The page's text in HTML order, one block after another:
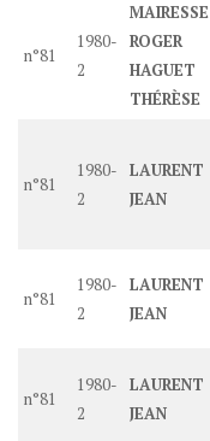
n°81
1980-
2
MAIRESSE
ROGER
HAGUET
THÉRÈSE
n°81
1980-
2
LAURENT
JEAN
n°81
1980-
2
LAURENT
JEAN
n°81
1980-
2
LAURENT
JEAN